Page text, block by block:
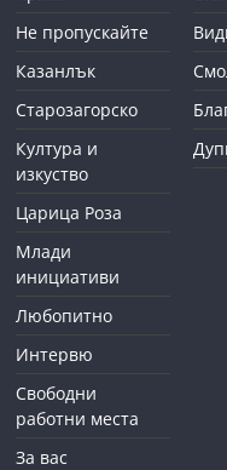
Не пропускайте
Казанлък
Старозагорско
Култура и
изкуство
Царица Роза
Млади
инициативи
Любопитно
Интервю
Свободни
работни места
За вас